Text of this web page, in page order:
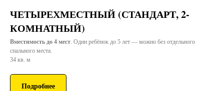
ЧЕТЫРЕХМЕСТНЫЙ (СТАНДАРТ, 2-
КОМНАТНЫЙ)
Вместимость до 4 мест. Один ребёнок до 5 лет — можно без отдельного
спального места.
34 кв. м
Подробнее